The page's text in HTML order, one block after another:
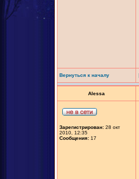
Вернуться к началу
Alessa
Зарегистрирован: 28 окт
2010, 12:35
Сообщения: 17